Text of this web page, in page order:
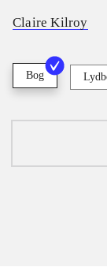
Claire Kilroy
Bog